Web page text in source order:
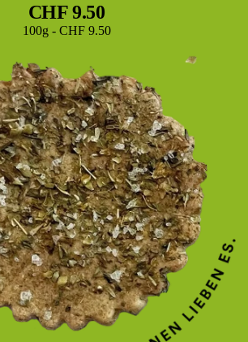
CHF 9.50
Grundpreis
100g - CHF 9.50